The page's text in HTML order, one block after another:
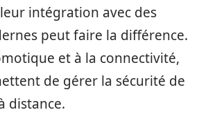
intégration avec des
peut faire la différence.
et à la connectivité,
de gérer la sécurité de
distance.